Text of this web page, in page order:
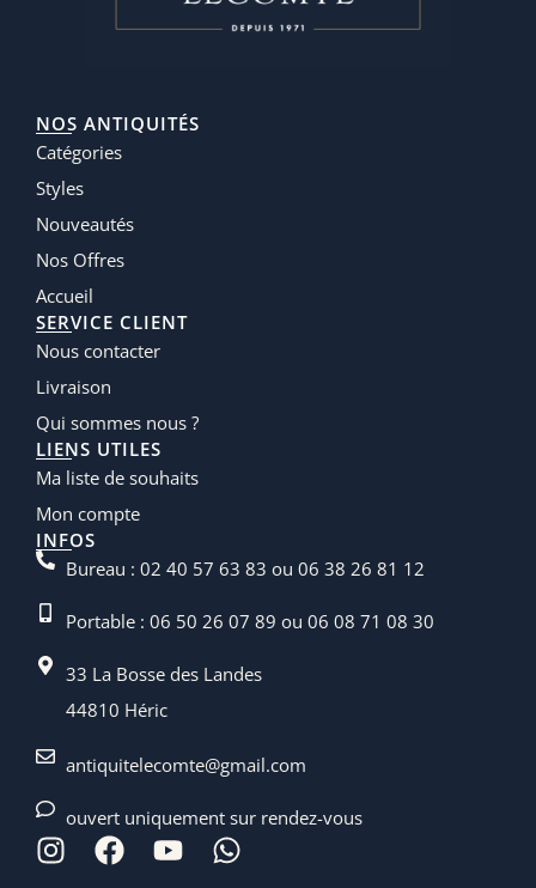
NOS ANTIQUITÉS
Catégories
Styles
Nouveautés
Nos Offres
Accueil
SERVICE CLIENT
Nous contacter
Livraison
Qui sommes nous ?
LIENS UTILES
Ma liste de souhaits
Mon compte
INFOS
Bureau : 02 40 57 63 83 ou 06 38 26 81 12
Portable : 06 50 26 07 89 ou 06 08 71 08 30
33 La Bosse des Landes
44810 Héric
antiquitelecomte@gmail.com
ouvert uniquement sur rendez-vous